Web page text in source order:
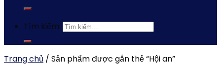
Tìm kiếm:
Trang chủ / Sản phẩm được gắn thẻ “Hội an”